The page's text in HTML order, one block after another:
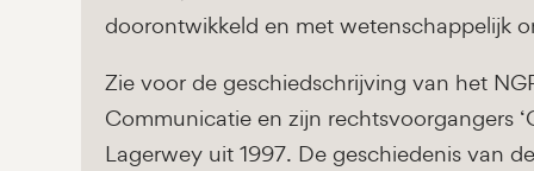
doorontwikkeld en met wetenschappelijk
Zie voor de geschiedschrijving van het
Communicatie en zijn rechtsvoorgangers
Lagerwey uit 1997. De geschiedenis van